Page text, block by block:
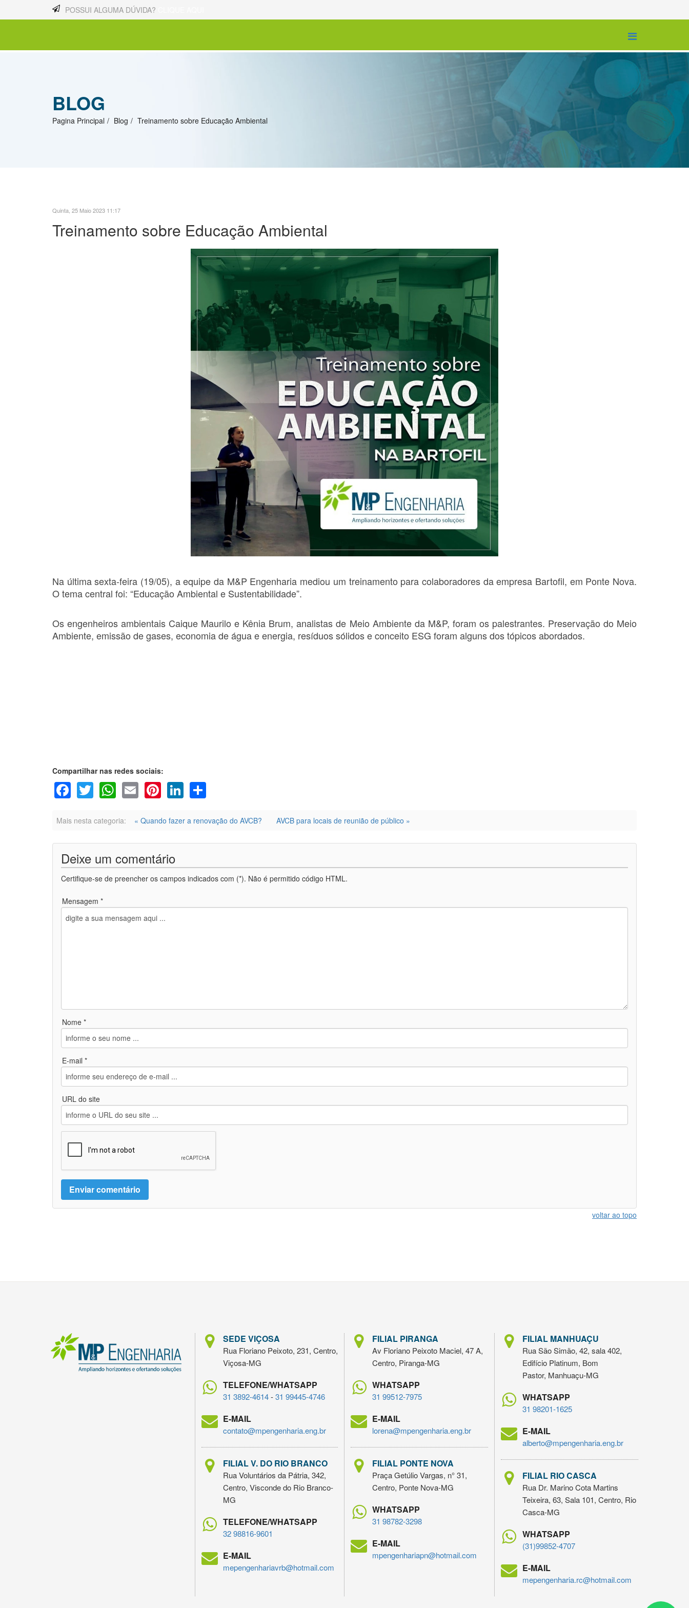
POSSUI ALGUMA DÚVIDA?
BLOG
Pagina Principal Blog Treinamento sobre Educação Ambiental
Quinta, 25 Maio 2023 11:17
Treinamento sobre Educação Ambiental
Na última sexta-feira (19/05), a equipe da M&P Engenharia mediou um treinamento para colaboradores da empresa Bartofil, em Ponte Nova.
O tema central foi: “Educação Ambiental e Sustentabilidade”.
Os engenheiros ambientais Caique Maurilo e Kênia Brum, analistas de Meio Ambiente da M&P, foram os palestrantes. Preservação do Meio
Ambiente, emissão de gases, economia de água e energia, resíduos sólidos e conceito ESG foram alguns dos tópicos abordados.
Compartilhar nas redes sociais:
Facebook
TwitterWhatsApp
EmailPinterest
LinkedIn
Mais nesta categoria: « Quando fazer a renovação do AVCB? AVCB para locais de reunião de público »
Deixe um comentário
Certifique-se de preencher os campos indicados com (*). Não é permitido código HTML.
Mensagem *
Nome *
E-mail *
URL do site
voltar ao topo
SEDE VIÇOSA
Rua Floriano Peixoto, 231, Centro,
Viçosa-MG
TELEFONE/WHATSAPP
31 3892-4614-31 99445-4746
E-MAIL
contato@mpengenharia.eng.br
FILIAL V. DO RIO BRANCO
Rua Voluntários da Pátria, 342,
Centro, Visconde do Rio Branco-
MG
TELEFONE/WHATSAPP
32 98816-9601
E-MAIL
mepengenhariavrb@hotmail.com
FILIAL PIRANGA
Av Floriano Peixoto Maciel, 47 A,
Centro, Piranga-MG
WHATSAPP
31 99512-7975
E-MAIL
lorena@mpengenharia.eng.br
FILIAL PONTE NOVA
Praça Getúlio Vargas, n° 31,
Centro, Ponte Nova-MG
WHATSAPP
31 98782-3298
E-MAIL
mpengenhariapn@hotmail.com
FILIAL MANHUAÇU
Rua São Simão, 42, sala 402,
Edifício Platinum, Bom
Pastor, Manhuaçu-MG
WHATSAPP
31 98201-1625
E-MAIL
alberto@mpengenharia.eng.br
FILIAL RIO CASCA
Rua Dr. Marino Cota Martins
Teixeira, 63, Sala 101, Centro, Rio
Casca-MG
WHATSAPP
(31)99852-4707
E-MAIL
mepengenharia.rc@hotmail.com